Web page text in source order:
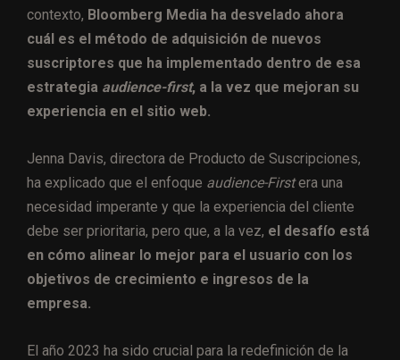
contexto, Bloomberg Media ha desvelado ahora
cuál es el método de adquisición de nuevos
suscriptores que ha implementado dentro de esa
estrategia audience-first, a la vez que mejoran su
experiencia en el sitio web.
Jenna Davis, directora de Producto de Suscripciones,
ha explicado que el enfoque audience-Firstera una
necesidad imperante y que la experiencia del cliente
debe ser prioritaria, pero que, a la vez, el desafío está
en cómo alinear lo mejor para el usuario con los
objetivos de crecimiento e ingresos de la
empresa.
El año 2023 ha sido crucial para la redefinición de la